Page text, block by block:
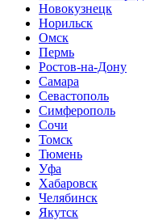
Новокузнецк
Норильск
Омск
Пермь
Ростов-на-Дону
Самара
Севастополь
Симферополь
Сочи
Томск
Тюмень
Уфа
Хабаровск
Челябинск
Якутск